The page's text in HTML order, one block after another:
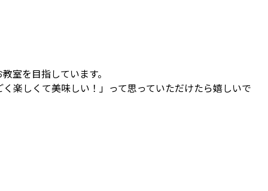
室を目指しています。
楽しくて美味しい！」って思っていただけたら嬉しいで